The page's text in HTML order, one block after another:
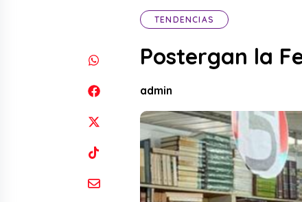
TENDENCIAS
Postergan la
admin